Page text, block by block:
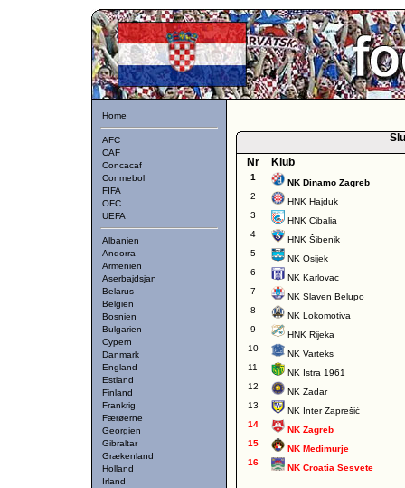
Home
AFC
CAF
Concacaf
Conmebol
FIFA
OFC
UEFA
Albanien
Andorra
Armenien
Aserbajdsjan
Belarus
Belgien
Bosnien
Bulgarien
Cypern
Danmark
England
Estland
Finland
Frankrig
Færøerne
Georgien
Gibraltar
Grækenland
Holland
Irland
Nr
Klub
1
NK Dinamo Zagreb
2
HNK Hajduk
3
HNK Cibalia
4
HNK Šibenik
5
NK Osijek
6
NK Karlovac
7
NK Slaven Belupo
8
NK Lokomotiva
9
HNK Rijeka
10
NK Varteks
11
NK Istra 1961
12
NK Zadar
13
NK Inter Zaprešić
14
NK Zagreb
15
NK Medimurje
16
NK Croatia Sesvete